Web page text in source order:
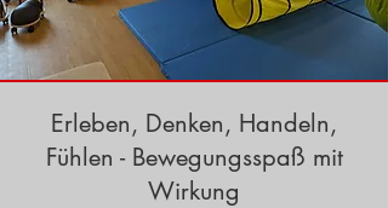
Erleben, Denken, Handeln,
Fühlen - Bewegungsspaß mit
Wirkung